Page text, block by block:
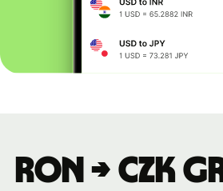
RON → CZK